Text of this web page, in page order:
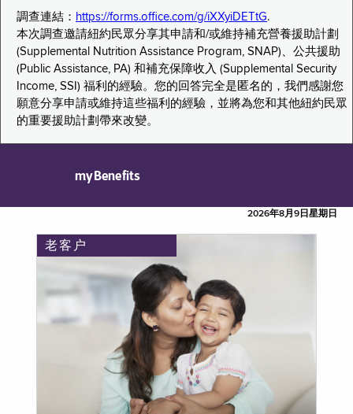
調查連結： https://forms.office.com/g/iXXyiDETtG.
本次調查邀請紐約民眾分享其申請和/或維持補充營養援助計劃
(Supplemental Nutrition Assistance Program, SNAP)、公共援助
(Public Assistance, PA) 和補充保障收入 (Supplemental Security
Income, SSI) 福利的經驗。您的回答完全是匿名的，我們感謝您
願意分享申請或維持這些福利的經驗，並將為您和其他紐約民眾
的重要援助計劃帶來改變。
myBenefits
2026年8月9日星期日
老客户